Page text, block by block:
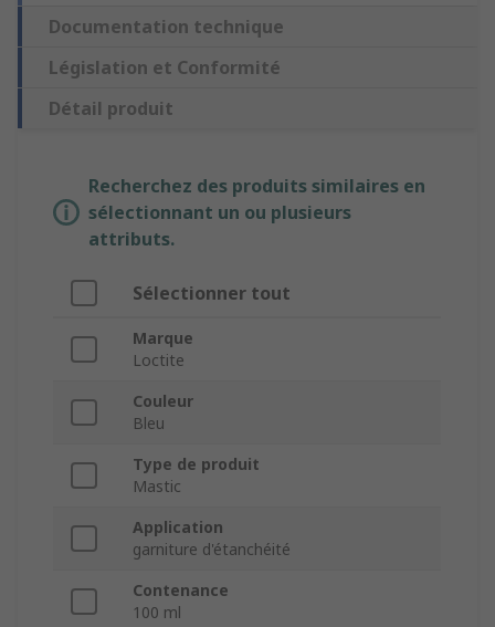
Documentation technique
Législation et Conformité
Détail produit
Recherchez des produits similaires en
sélectionnant un ou plusieurs
attributs.
Sélectionner tout
Marque
Loctite
Couleur
Bleu
Type de produit
Mastic
Application
garniture d'étanchéité
Contenance
100 ml